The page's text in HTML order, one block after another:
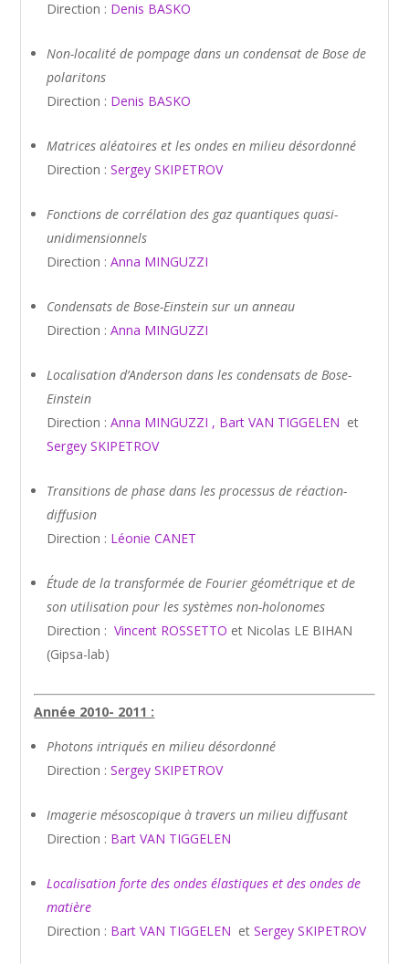
Direction : Denis BASKO
Non-localité de pompage dans un condensat de Bose de
polaritons
Direction : Denis BASKO
Matrices aléatoires et les ondes en milieu désordonné
Direction :Sergey SKIPETROV
Fonctions de corrélation des gaz quantiques quasi-
unidimensionnels
Direction :Anna MINGUZZI
Condensats de Bose-Einstein sur un anneau
Direction :Anna MINGUZZI
Localisation d’Anderson dans les condensats de Bose-
Einstein
Direction :Anna MINGUZZI , Bart VAN TIGGELEN et
Sergey SKIPETROV
Transitions de phase dans les processus de réaction-
diffusion
Direction : Léonie CANET
Étude de la transformée de Fourier géométrique et de
son utilisation pour les systèmes non-holonomes
Direction : Vincent ROSSETTO et Nicolas LE BIHAN
(Gipsa-lab)
Année 2010- 2011 :
Photons intriqués en milieu désordonné
Direction :Sergey SKIPETROV
Imagerie mésoscopique à travers un milieu diffusant
Direction : Bart VAN TIGGELEN
Localisation forte des ondes élastiques et des ondes de
matière
Direction : Bart VAN TIGGELEN etSergey SKIPETROV